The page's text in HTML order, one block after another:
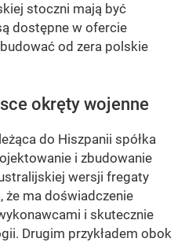
stoczni mają być
dostępne w ofercie
od zera polskie
okręty wojenne
do Hiszpanii spółka
i zbudowanie
wersji fregaty
że ma doświadczenie
i skutecznie
Drugim przykładem obok